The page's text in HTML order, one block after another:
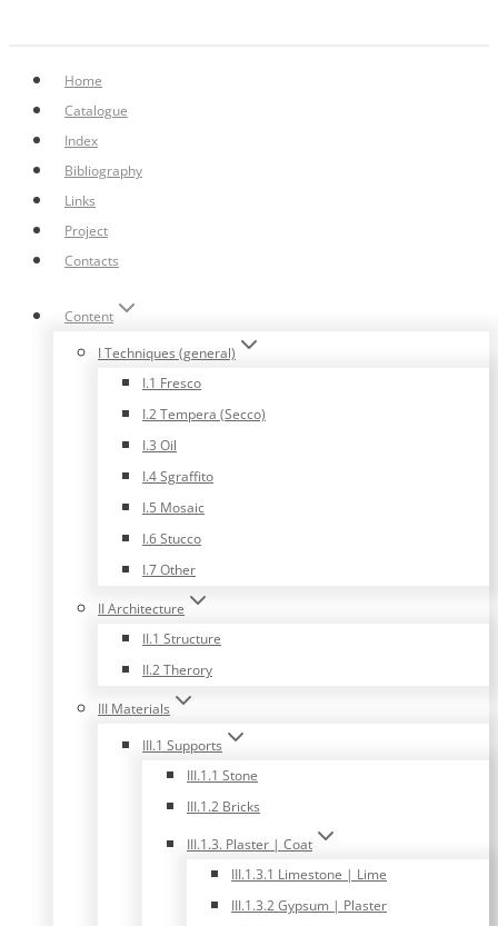
Home
Catalogue
Index
Bibliography
Links
Project
Contacts
Content
I Techniques (general)
I.1 Fresco
I.2 Tempera (Secco)
I.3 Oil
I.4 Sgraffito
I.5 Mosaic
I.6 Stucco
I.7 Other
II Architecture
II.1 Structure
II.2 Therory
III Materials
III.1 Supports
III.1.1 Stone
III.1.2 Bricks
III.1.3. Plaster | Coat
III.1.3.1 Limestone | Lime
III.1.3.2 Gypsum | Plaster